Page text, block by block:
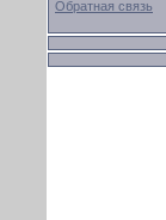
Обратная связь